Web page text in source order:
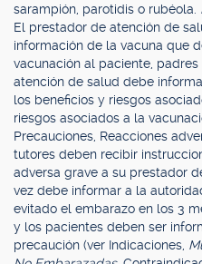
sarampión, parotidis o rubéola.
El prestador de atención de
información de la vacuna que
vacunación al paciente,
atención de salud debe
los beneficios y riesgos
riesgos asociados a la
Precauciones, Reacciones
tutores deben recibir
adversa grave a su prestador
vez debe informar a la
evitado el embarazo en los 3
y los pacientes deben ser
precaución (ver Indicaciones,